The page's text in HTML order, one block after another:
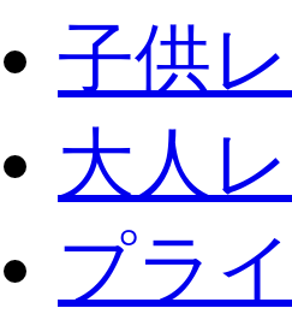
子供
大人
プラ